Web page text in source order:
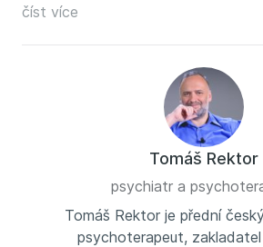
česko-slovenskej televíznej
číst více
Tomáš Rektor
psychiatr a
Tomáš Rektor je přední
psychoterapeut,